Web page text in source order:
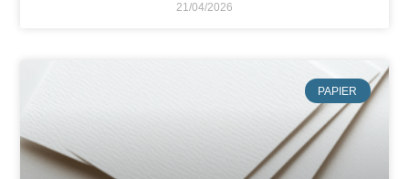
21/04/2026
PAPIER